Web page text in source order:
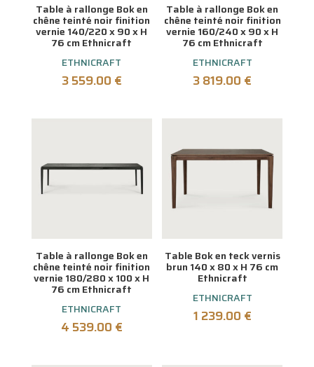
Table à rallonge Bok en
chêne teinté noir finition
vernie 140/220 x 90 x H
76 cm Ethnicraft
ETHNICRAFT
3 559.00 €
Table à rallonge Bok en
chêne teinté noir finition
vernie 160/240 x 90 x H
76 cm Ethnicraft
ETHNICRAFT
3 819.00 €
Table à rallonge Bok en
chêne teinté noir finition
vernie 180/280 x 100 x H
76 cm Ethnicraft
ETHNICRAFT
4 539.00 €
Table Bok en teck vernis
brun 140 x 80 x H 76 cm
Ethnicraft
ETHNICRAFT
1 239.00 €